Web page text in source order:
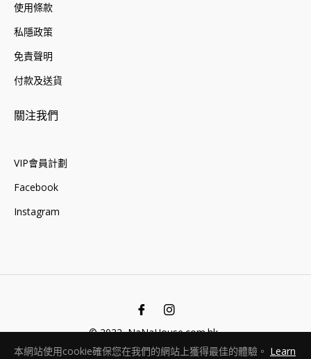
使用條款
私隱政策
免責聲明
付款及送貨
關注我們
VIP會員計劃
Facebook
Instagram
Ins
© 2022, NaNaHouse.com.hk .
本網站使用cookie確保您在我們的網站上獲得最佳的體驗。 Learn